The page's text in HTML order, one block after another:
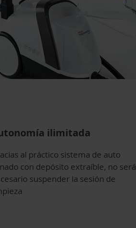
ilimitada
al práctico sistema de auto
con depósito extraíble, no será
suspender la sesión de